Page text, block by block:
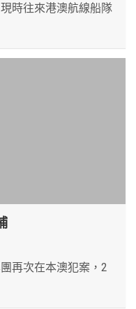
時往來港澳航線船隊
再次在本澳犯案，2